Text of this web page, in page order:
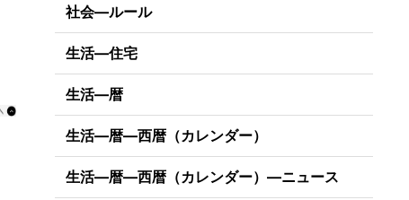
社会―ルール
生活―住宅
生活―暦
生活―暦―西暦（カレンダー）
生活―暦―西暦（カレンダー）―ニュース